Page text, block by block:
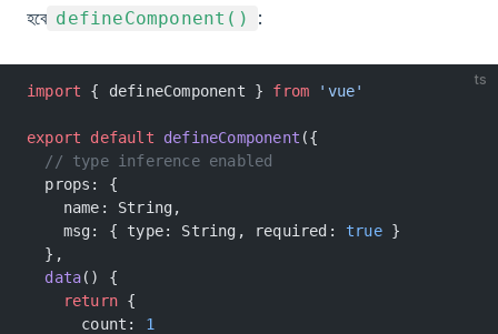
হবে defineComponent() :
ts
import { defineComponent } from 'vue'
export default defineComponent ({
  // type inference enabled
  props: {
    name: String,
    msg: { type: String, required:
true }
  },
  data
() {
    return
{
      count:
1